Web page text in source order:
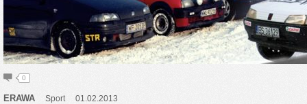
0
ERAWA Sport 01.02.2013